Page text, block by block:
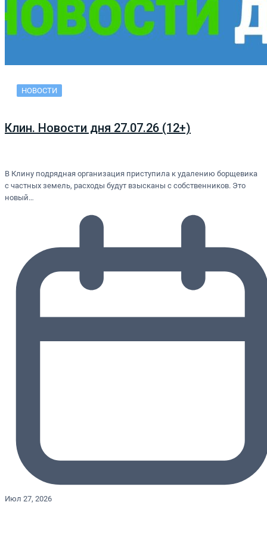
НОВОСТИ
Клин. Новости дня 27.07.26 (12+)
В Клину подрядная организация приступила к удалению борщевика
с частных земель, расходы будут взысканы с собственников. Это
новый…
Июл 27, 2026